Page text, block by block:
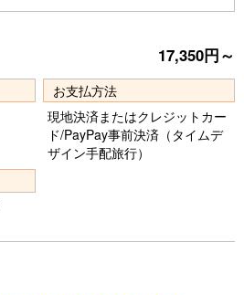
17,350円～
お支払方法
現地決済またはクレジットカー
ド/PayPay事前決済（タイムデ
ザイン手配旅行）